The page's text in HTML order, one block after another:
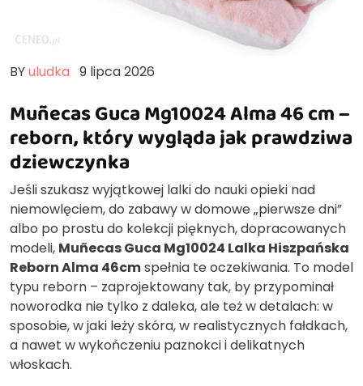
BYuludka 9 lipca 2026
Muñecas Guca Mg10024 Alma 46 cm –
reborn, który wygląda jak prawdziwa
dziewczynka
Jeśli szukasz wyjątkowej lalki do nauki opieki nad
niemowlęciem, do zabawy w domowe „pierwsze dni”
albo po prostu do kolekcji pięknych, dopracowanych
modeli, Muñecas Guca Mg10024 Lalka Hiszpańska
Reborn Alma 46cmspełnia te oczekiwania. To model
typu reborn – zaprojektowany tak, by przypominał
noworodka nie tylko z daleka, ale też w detalach: w
sposobie, w jaki leży skóra, w realistycznych fałdkach,
a nawet w wykończeniu paznokci i delikatnych
włoskach.